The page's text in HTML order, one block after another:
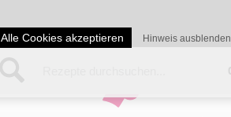
Alle Cookies akzeptieren Hinweis ausblenden